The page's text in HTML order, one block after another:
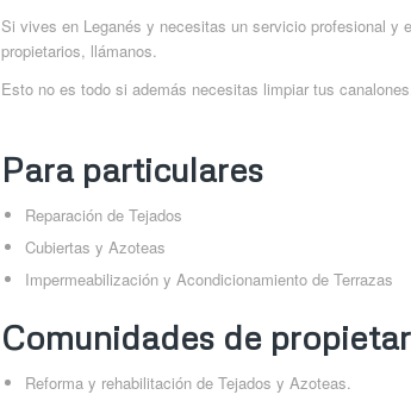
Si vives en Leganés y necesitas un servicio profesional y
propietarios, llámanos.
Esto no es todo si además necesitas limpiar tus
Para particulares
Reparación de Tejados
Cubiertas y Azoteas
Impermeabilización y Acondicionamiento de Terrazas
Comunidades de
Reforma y rehabilitación de Tejados y Azoteas.